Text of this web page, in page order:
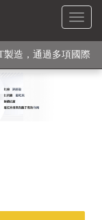
Toggle
No. 1
造，通過多項國際
撐. 包覆感. 超透氣.